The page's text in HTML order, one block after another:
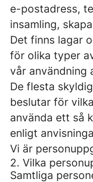
e-postadress,
insamling,
Det finns lagar
för olika typer
vår användning
De flesta
beslutar för
använda ett så
enligt
Vi är
2. Vilka
Samtliga